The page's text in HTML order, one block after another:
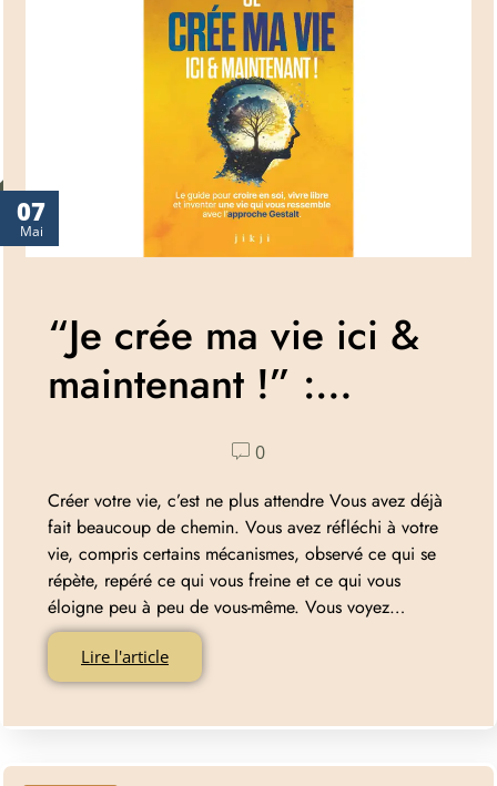
07
Mai
“Je crée ma vie ici &
maintenant !” :…
0
Créer votre vie, c’est ne plus attendre Vous avez déjà
fait beaucoup de chemin. Vous avez réfléchi à votre
vie, compris certains mécanismes, observé ce qui se
répète, repéré ce qui vous freine et ce qui vous
éloigne peu à peu de vous-même. Vous voyez…
Lire l'article